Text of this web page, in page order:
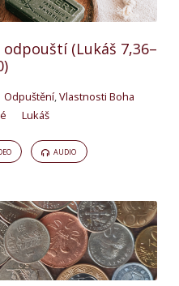
(Lukáš 7,36–
Odpuštění,Vlastnosti Boha
Lukáš
AUDIO